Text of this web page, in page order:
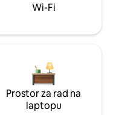
Wi-Fi
Prostor za rad na
laptopu